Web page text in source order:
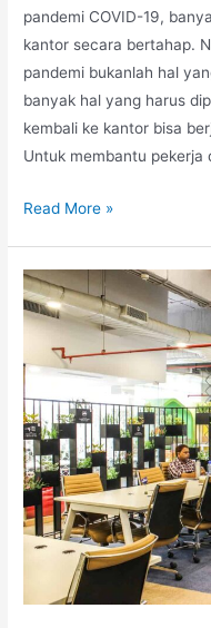
pandemi COVID-19,
kantor secara bertahap.
pandemi bukanlah hal
banyak hal yang harus
kembali ke kantor bisa
Untuk membantu pekerja
Buku
Ke
Kantor
Read More »